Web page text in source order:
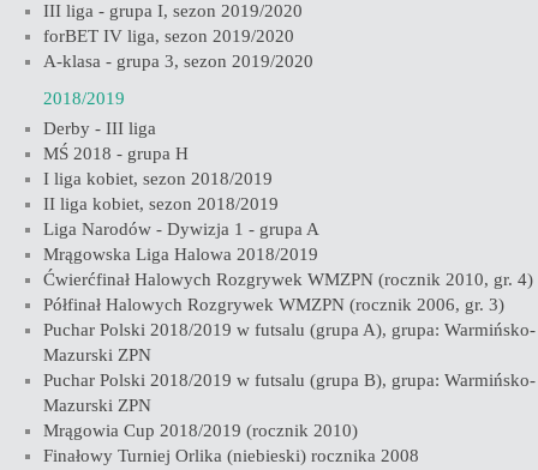
III liga - grupa I, sezon 2019/2020
forBET IV liga, sezon 2019/2020
A-klasa - grupa 3, sezon 2019/2020
2018/2019
Derby - III liga
MŚ 2018 - grupa H
I liga kobiet, sezon 2018/2019
II liga kobiet, sezon 2018/2019
Liga Narodów - Dywizja 1 - grupa A
Mrągowska Liga Halowa 2018/2019
Ćwierćfinał Halowych Rozgrywek WMZPN (rocznik 2010, gr. 4)
Półfinał Halowych Rozgrywek WMZPN (rocznik 2006, gr. 3)
Puchar Polski 2018/2019 w futsalu (grupa A), grupa: Warmińsko-
Mazurski ZPN
Puchar Polski 2018/2019 w futsalu (grupa B), grupa: Warmińsko-
Mazurski ZPN
Mrągowia Cup 2018/2019 (rocznik 2010)
Finałowy Turniej Orlika (niebieski) rocznika 2008